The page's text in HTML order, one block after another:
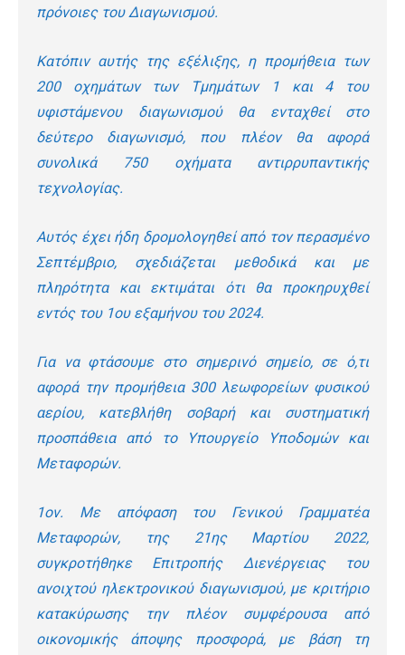
πρόνοιες του Διαγωνισμού.
Κατόπιν αυτής της εξέλιξης, η προμήθεια των
200 οχημάτων των Τμημάτων 1 και 4 του
υφιστάμενου διαγωνισμού θα ενταχθεί στο
δεύτερο διαγωνισμό, που πλέον θα αφορά
συνολικά 750 οχήματα αντιρρυπαντικής
τεχνολογίας.
Αυτός έχει ήδη δρομολογηθεί από τον περασμένο
Σεπτέμβριο, σχεδιάζεται μεθοδικά και με
πληρότητα και εκτιμάται ότι θα προκηρυχθεί
εντός του 1ουεξαμήνου του 2024.
Για να φτάσουμε στο σημερινό σημείο, σε ό,τι
αφορά την προμήθεια 300 λεωφορείων φυσικού
αερίου, κατεβλήθη σοβαρή και συστηματική
προσπάθεια από το Υπουργείο Υποδομών και
Μεταφορών.
1ον. Με απόφαση του Γενικού Γραμματέα
Μεταφορών, της 21ηςΜαρτίου 2022,
συγκροτήθηκε Επιτροπής Διενέργειας του
ανοιχτού ηλεκτρονικού διαγωνισμού, με κριτήριο
κατακύρωσης την πλέον συμφέρουσα από
οικονομικής άποψης προσφορά, με βάση τη